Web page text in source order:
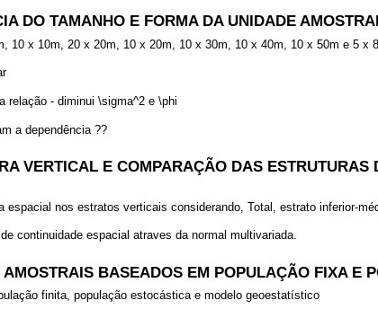
DO TAMANHO E FORMA DA UNIDADE
10 x 10m, 20 x 20m, 10 x 20m, 10 x 30m, 10 x 40m, 10 x 50m e 5 x
relação - diminui \sigma^2 e \phi
a dependência ??
VERTICAL E COMPARAÇÃO DAS
espacial nos estratos verticais considerando, Total, estrato inferior-
continuidade espacial atraves da normal multivariada.
BASEADOS EM POPULAÇÃO FIXA E
finita, população estocástica e modelo geoestatístico